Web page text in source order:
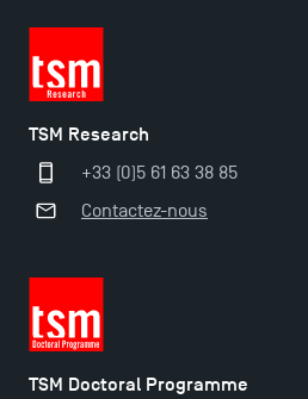
Programme et le Master
2025 !
Ouverture des candidatures
TSM Research
+33 (0)5 61 63 38 85
Contactez-nous
TSM Doctoral Programme